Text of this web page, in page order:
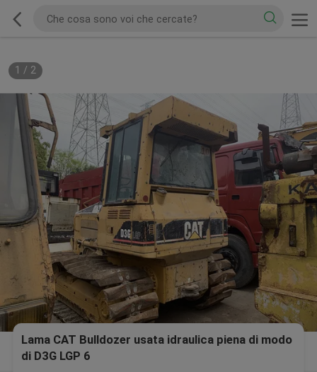
1 / 2
Lama CAT Bulldozer usata idraulica piena di modo
di D3G LGP 6